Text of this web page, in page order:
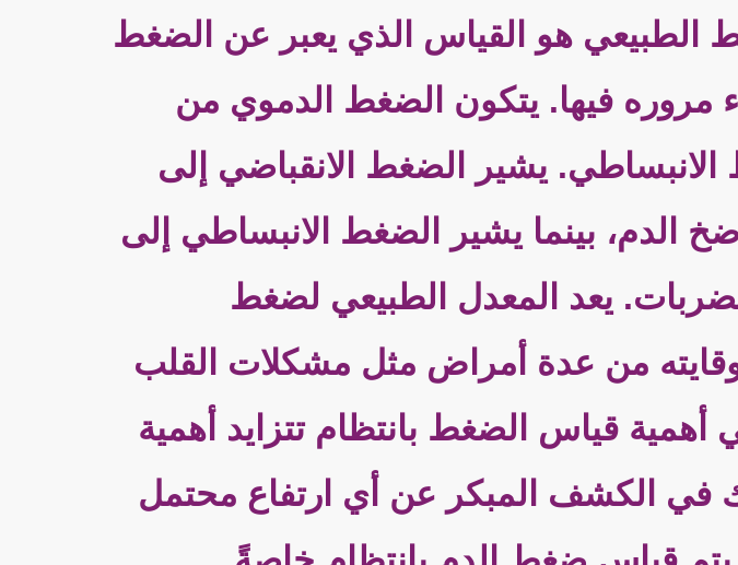
الطبيعي هو القياس الذي يعبر عن الضغط
مروره فيها. يتكون الضغط الدموي من
يشير الضغط الانقباضي إلى
الدم، بينما يشير الضغط الانبساطي إلى
يعد المعدل الطبيعي لضغط
من عدة أمراض مثل مشكلات القلب
قياس الضغط بانتظام تتزايد أهمية
الكشف المبكر عن أي ارتفاع محتمل